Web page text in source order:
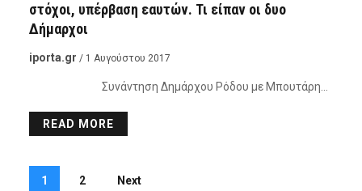
στόχοι, υπέρβαση εαυτών. Τι είπαν οι δυο
Δήμαρχοι
iporta.gr / 1 Αυγούστου 2017
Συνάντηση Δημάρχου Ρόδου με Μπουτάρη…
READ MORE
1 2 Next